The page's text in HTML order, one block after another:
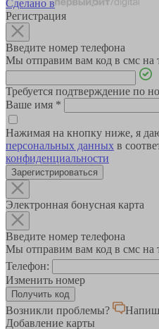
Сделано в
Регистрация
Введите номер телефона
Мы отправим вам код в смс на
Требуется подтверждение по
Ваше имя *
Нажимая на кнопку ниже, я
персональных данных в
конфиденциальности
Зарегистрироваться
Электронная бонусная карта
Введите номер телефона
Мы отправим вам код в смс на
Телефон:
Изменить номер
Возникли проблемы?
Добавление карты